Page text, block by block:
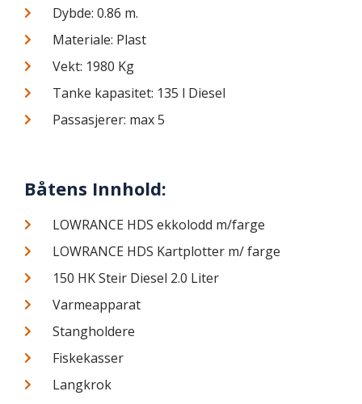
Dybde: 0.86 m.
Materiale: Plast
Vekt: 1980 Kg
Tanke kapasitet: 135 l Diesel
Passasjerer: max 5
Båtens Innhold:
LOWRANCE HDS ekkolodd m/farge
LOWRANCE HDS Kartplotter m/ farge
150 HK Steir Diesel 2.0 Liter
Varmeapparat
Stangholdere
Fiskekasser
Langkrok